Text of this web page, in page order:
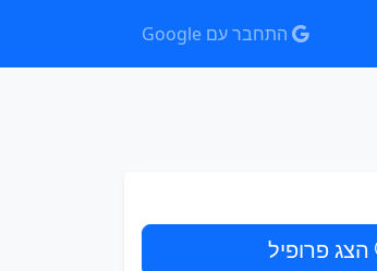
התחבר עם Google
הצג פרופיל